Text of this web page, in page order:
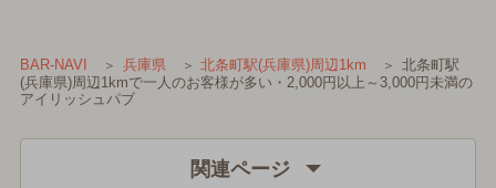
BAR-NAVI 兵庫県 北条町駅(兵庫県)周辺1km
北条町駅
(兵庫県)周辺1kmで一人のお客様が多い・2,000円以上～3,000円未満の
アイリッシュパブ
関連ページ